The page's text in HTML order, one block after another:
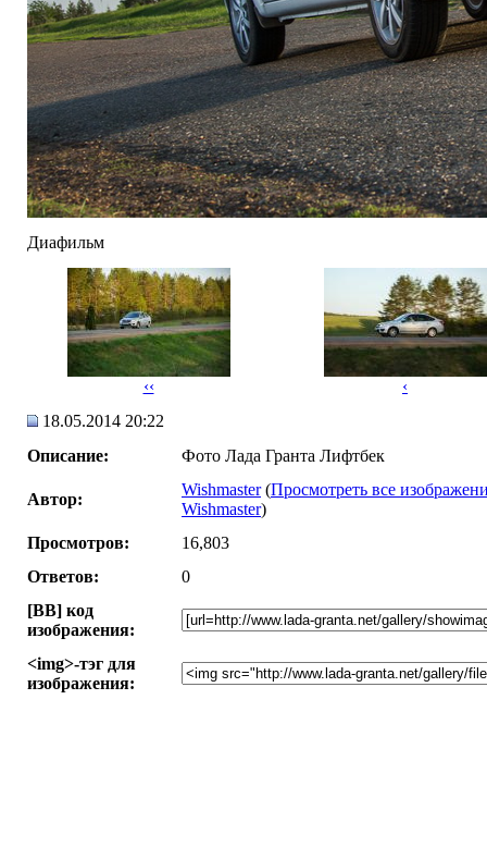
Диафильм
‹‹
‹
18.05.2014 20:22
Описание:
Фото Лада Гранта Лифтбек
Автор:
Wishmaster (Просмотреть все
Wishmaster)
Просмотров:
16,803
Ответов:
0
[BB] код
изображения:
<img>-тэг для
изображения: